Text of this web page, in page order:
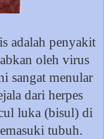
adalah penyakit
oleh virus
sangat menular
dari herpes
luka (bisul) di
tubuh.